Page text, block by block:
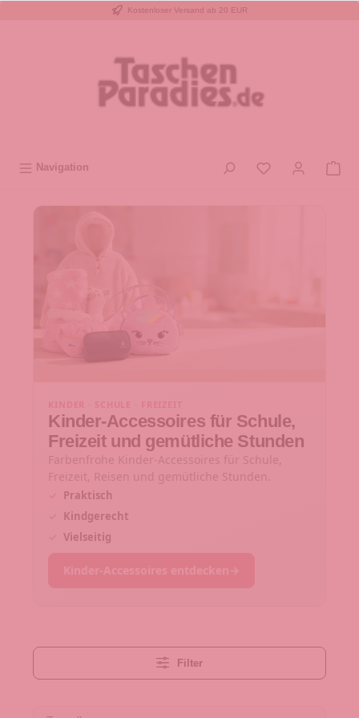
Kostenloser Versand ab 20 EUR
Navigation
Kinder-Accessoires für Schule,
Freizeit und gemütliche Stunden
Farbenfrohe Kinder-Accessoires für Schule,
Freizeit, Reisen und gemütliche Stunden.
Praktisch
Kindgerecht
Vielseitig
Filter